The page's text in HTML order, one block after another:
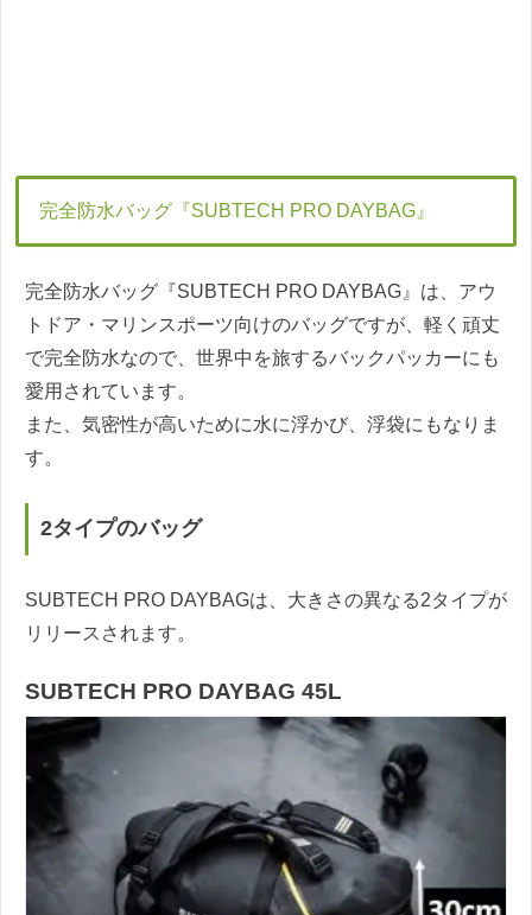
完全防水バッグ『SUBTECH PRO DAYBAG』
完全防水バッグ『SUBTECH PRO DAYBAG』は、アウ
トドア・マリンスポーツ向けのバッグですが、軽く頑丈
で完全防水なので、世界中を旅するバックパッカーにも
愛用されています。
また、気密性が高いために水に浮かび、浮袋にもなりま
す。
2タイプのバッグ
SUBTECH PRO DAYBAGは、大きさの異なる2タイプが
リリースされます。
SUBTECH PRO DAYBAG 45L